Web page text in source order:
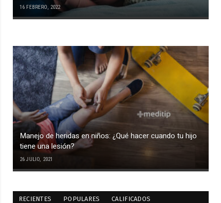
16 FEBRERO, 2022
Manejo de heridas en niños: ¿Qué hacer cuando tu hijo
tiene una lesión?
26 JULIO, 2021
RECIENTES POPULARES CALIFICADOS